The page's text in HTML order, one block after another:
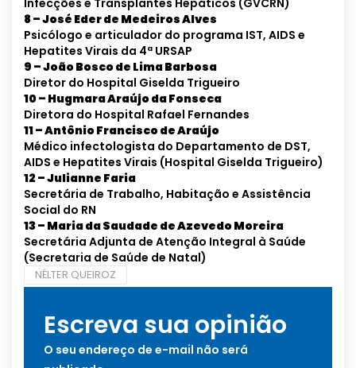
Infecções e Transplantes Hepáticos (GVCRN)
8 – José Eder de Medeiros Alves
Psicólogo e articulador do programa IST, AIDS e
Hepatites Virais da 4ª URSAP
9 – João Bosco de Lima Barbosa
Diretor do Hospital Giselda Trigueiro
10 – Hugmara Araújo da Fonseca
Diretora do Hospital Rafael Fernandes
11 – Antônio Francisco de Araújo
Médico infectologista do Departamento de DST,
AIDS e Hepatites Virais (Hospital Giselda Trigueiro)
12 – Julianne Faria
Secretária de Trabalho, Habitação e Assistência
Social do RN
13 – Maria da Saudade de Azevedo Moreira
Secretária Adjunta de Atenção Integral à Saúde
(Secretaria de Saúde de Natal)
NÉLTER QUEIROZ
Escreva sua opinião
O seu endereço de e-mail não será